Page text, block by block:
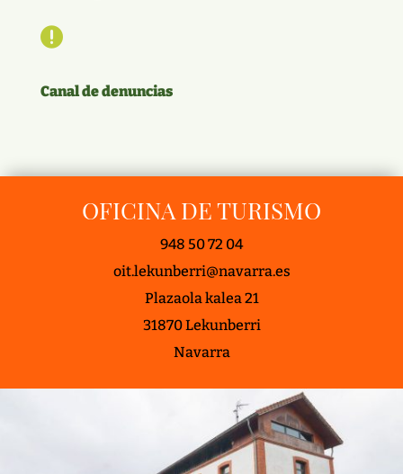

Canal de denuncias
OFICINA DE TURISMO
948 50 72 04
oit.lekunberri@navarra.es
Plazaola kalea 21
31870 Lekunberri
Navarra